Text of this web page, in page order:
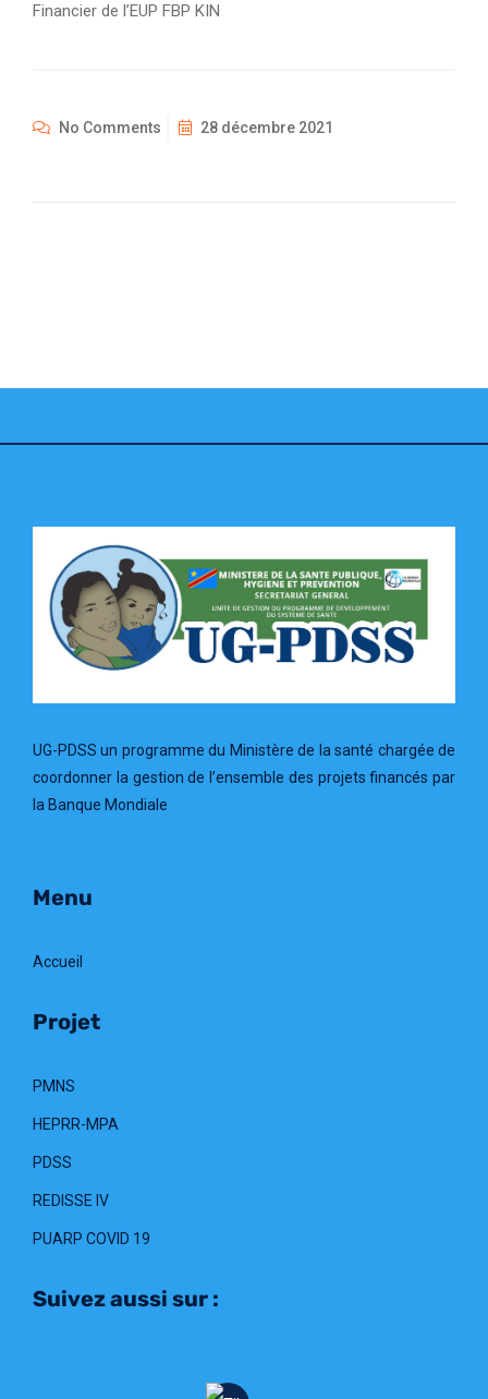
Financier de l’EUP FBP KIN
No Comments 28 décembre 2021
UG-PDSS un programme du Ministère de la santé chargée de
coordonner la gestion de l’ensemble des projets financés par
la Banque Mondiale
Menu
Accueil
Projet
PMNS
HEPRR-MPA
PDSS
REDISSE IV
PUARP COVID 19
Suivez aussi sur :